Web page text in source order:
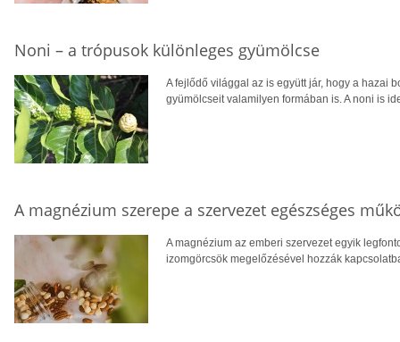
Noni – a trópusok különleges gyümölcse
A fejlődő világgal az is együtt jár, hogy a hazai
gyümölcseit valamilyen formában is. A noni is
A magnézium szerepe a szervezet egészséges
A magnézium az emberi szervezet egyik
izomgörcsök megelőzésével hozzák